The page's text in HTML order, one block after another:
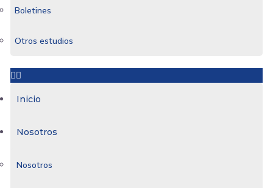
Boletines
Otros estudios
Inicio
Nosotros
Nosotros